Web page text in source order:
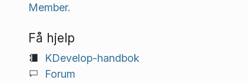
Member.
Få hjelp
KDevelop-handbok
Forum